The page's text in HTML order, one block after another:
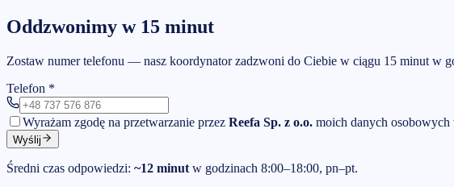
Oddzwonimy w 15 minut
Zostaw numer telefonu — nasz koordynator zadzwoni do Ciebie w ciągu 15 minut w
Telefon *
Wyrażam zgodę na przetwarzanie przez Reefa Sp. z o.o. moich danych
Wyślij
Średni czas odpowiedzi: ~12 minut w godzinach 8:00–18:00, pn–pt.